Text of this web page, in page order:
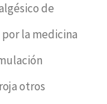
de
la medicina
otros